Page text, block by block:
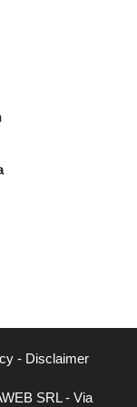
- Disclaimer
SRL - Via